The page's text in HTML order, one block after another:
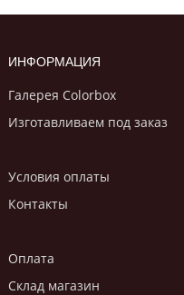
ИНФОРМАЦИЯ
Галерея Colorbox
Изготавливаем под заказ
Условия оплаты
Контакты
Оплата
Склад магазин